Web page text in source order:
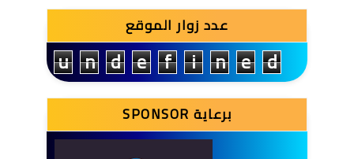
عدد زوار الموقع
u n d e f i n e d
SPONSOR برعاية